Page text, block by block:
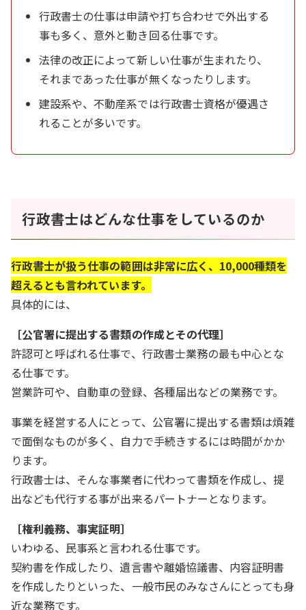
行政書士の仕事は申請や打ち合わせで外出する
事も多く、意外と動き回る仕事です。
法律の改正によって新しい仕事が生まれたり、
それまであった仕事が無くなったりします。
建設系や、不動産系では行政書士資格が優遇さ
れることが多いです。
行政書士はどんな仕事をしているのか
行政書士が扱う仕事の範囲は非常に広く、10,000種類を
超えるとも言われています。
具体的には、
［公官署に提出する書類の作成とその代理］
許認可と呼ばれる仕事で、行政書士業務の最も中心とな
る仕事です。
営業許可や、自動車の登録、各種届出などの業務です。
事業を経営する人にとって、公官署に提出する書類は煩雑
で面倒なものが多く、自力で手続きするには時間がかか
ります。
行政書士は、そんな事業者に代わって書類を作成し、提
出なども代行する事が出来るパートナーとなります。
［権利義務、事実証明］
いわゆる、民事系と言われる仕事です。
契約書を作成したり、遺言書や離婚協議書、内容証明書
を作成したりといった、一般市民のみなさんにとっても身
近な業務です。